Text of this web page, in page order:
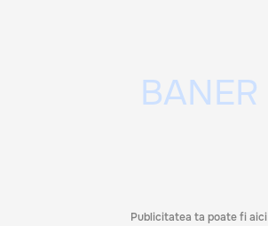
Publicitatea ta poate fi aici